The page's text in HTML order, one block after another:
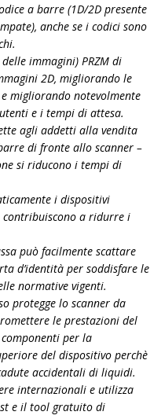
a barre (1D/2D presente
anche se i codici sono
immagini) PRZM di
2D, migliorando le
migliorando notevolmente
e i tempi di attesa.
agli addetti alla vendita
di fronte allo scanner –
si riducono i tempi di
i dispositivi
contribuiscono a ridurre i
può facilmente scattare
d’identità per soddisfare le
normative vigenti.
protegge lo scanner da
le prestazioni del
per la
del dispositivo perchè
accidentali di liquidi.
internazionali e utilizza
e il tool gratuito di